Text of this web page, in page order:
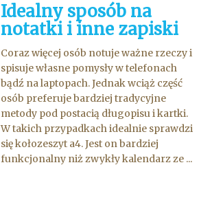
Idealny sposób na
notatki i inne zapiski
Coraz więcej osób notuje ważne rzeczy i
spisuje własne pomysły w telefonach
bądź na laptopach. Jednak wciąż część
osób preferuje bardziej tradycyjne
metody pod postacią długopisu i kartki.
W takich przypadkach idealnie sprawdzi
się kołozeszyt a4. Jest on bardziej
funkcjonalny niż zwykły kalendarz ze ...